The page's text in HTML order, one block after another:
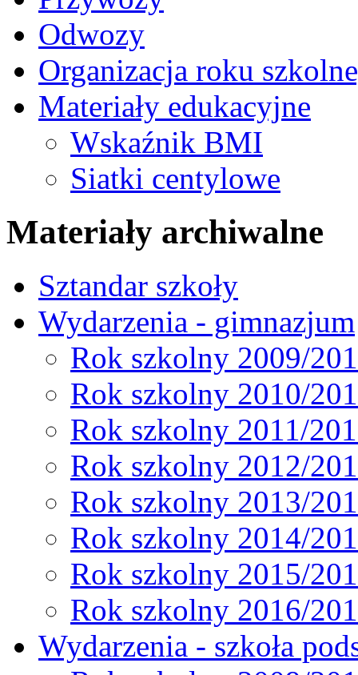
Odwozy
Organizacja roku
Materiały edukacyjne
Wskaźnik BMI
Siatki centylowe
Materiały archiwalne
Sztandar szkoły
Wydarzenia - gimnazjum
Rok szkolny 2009/
Rok szkolny 2010/
Rok szkolny 2011/
Rok szkolny 2012/
Rok szkolny 2013/
Rok szkolny 2014/
Rok szkolny 2015/
Rok szkolny 2016/
Wydarzenia - szkoła